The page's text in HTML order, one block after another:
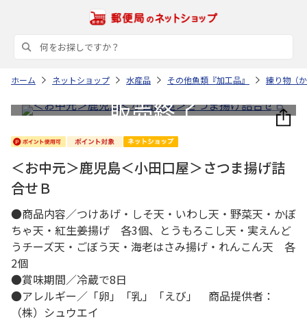
ホーム ネットショップ 水産品 その他魚類『加工品』 練り物（
＜お中元＞鹿児島＜小田口屋＞さつま揚げ詰
合せＢ
●商品内容／つけあげ・しそ天・いわし天・野菜天・かぼ
ちゃ天・紅生姜揚げ 各3個、とうもろこし天・実えんど
うチーズ天・ごぼう天・海老はさみ揚げ・れんこん天 各
2個
●賞味期間／冷蔵で8日
●アレルギー／「卵」「乳」「えび」 商品提供者：
（株）シュウエイ